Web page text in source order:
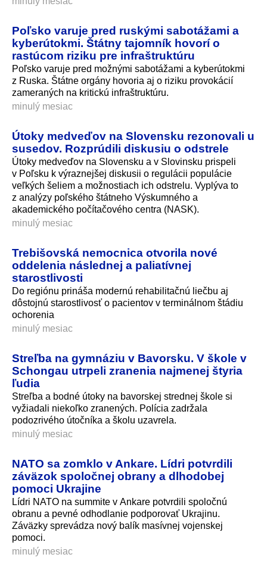
Poľsko varuje pred ruskými sabotážami a
kyberútokmi. Štátny tajomník hovorí o
rastúcom riziku pre infraštruktúru
Poľsko varuje pred možnými sabotážami a kyberútokmi
z Ruska. Štátne orgány hovoria aj o riziku provokácií
zameraných na kritickú infraštruktúru.
minulý mesiac
Útoky medveďov na Slovensku rezonovali u
susedov. Rozprúdili diskusiu o odstrele
Útoky medveďov na Slovensku a v Slovinsku prispeli
v Poľsku k výraznejšej diskusii o regulácii populácie
veľkých šeliem a možnostiach ich odstrelu. Vyplýva to
z analýzy poľského štátneho Výskumného a
akademického počítačového centra (NASK).
minulý mesiac
Trebišovská nemocnica otvorila nové
oddelenia následnej a paliatívnej
starostlivosti
Do regiónu prináša modernú rehabilitačnú liečbu aj
dôstojnú starostlivosť o pacientov v terminálnom štádiu
ochorenia
minulý mesiac
Streľba na gymnáziu v Bavorsku. V škole v
Schongau utrpeli zranenia najmenej štyria
ľudia
Streľba a bodné útoky na bavorskej strednej škole si
vyžiadali niekoľko zranených. Polícia zadržala
podozrivého útočníka a školu uzavrela.
minulý mesiac
NATO sa zomklo v Ankare. Lídri potvrdili
záväzok spoločnej obrany a dlhodobej
pomoci Ukrajine
Lídri NATO na summite v Ankare potvrdili spoločnú
obranu a pevné odhodlanie podporovať Ukrajinu.
Záväzky sprevádza nový balík masívnej vojenskej
pomoci.
minulý mesiac